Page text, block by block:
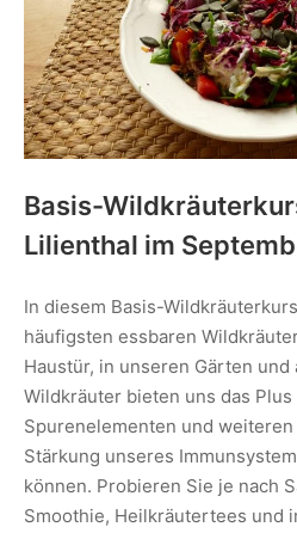
Basis-
Lilienthal im
In diesem Basis-
häufigsten essbaren
Haustür, in unseren Gärten und
Wildkräuter bieten uns das
Spurenelementen und
Stärkung unseres
können. Probieren Sie je nach
Smoothie, Heilkräutertees und